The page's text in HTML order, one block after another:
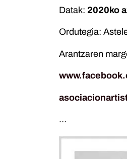
Datak: 2020ko
Ordutegia:
Arantzaren
…